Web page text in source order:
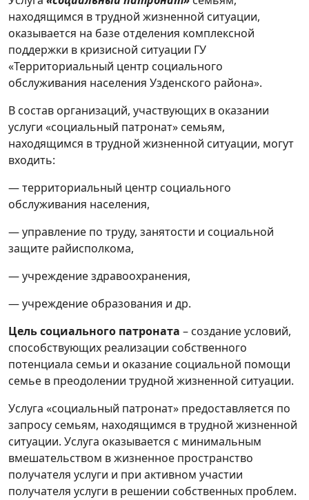
находящимся в трудной жизненной ситуации,
оказывается на базе отделения комплексной
поддержки в кризисной ситуации ГУ
«Территориальный центр социального
обслуживания населения Узденского района».
В состав организаций, участвующих в оказании
услуги «социальный патронат» семьям,
находящимся в трудной жизненной ситуации, могут
входить:
— территориальный центр социального
обслуживания населения,
— управление по труду, занятости и социальной
защите райисполкома,
— учреждение здравоохранения,
— учреждение образования и др.
Цель социального патроната – создание условий,
способствующих реализации собственного
потенциала семьи и оказание социальной помощи
семье в преодолении трудной жизненной ситуации.
Услуга «социальный патронат» предоставляется по
запросу семьям, находящимся в трудной жизненной
ситуации. Услуга оказывается с минимальным
вмешательством в жизненное пространство
получателя услуги и при активном участии
получателя услуги в решении собственных проблем.
Отделение первичного приема, анализа,
информирования и прогнозирования
Отделение комплексной поддержки в
кризисной ситуации
Услуга социальный патронат
Оказание гуманитарной помощи
Модельная программа
Услуга временного приюта в
кризисной комнате
Экстренная психологическая помощь
средствами социальной
реабилитации
Порядок поселения
нетрудоспособных граждан в
социальные пансионаты
Отделение социальной помощи на дому
Услуги по обучению навыкам ухода